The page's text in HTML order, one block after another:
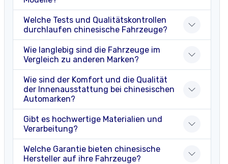
Welche Tests und Qualitätskontrollen
durchlaufen chinesische Fahrzeuge?
Wie langlebig sind die Fahrzeuge im
Vergleich zu anderen Marken?
Wie sind der Komfort und die Qualität
der Innenausstattung bei chinesischen
Automarken?
Gibt es hochwertige Materialien und
Verarbeitung?
Welche Garantie bieten chinesische
Hersteller auf ihre Fahrzeuge?